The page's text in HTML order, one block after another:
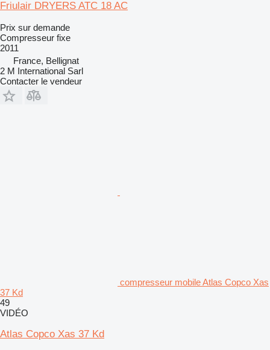
Friulair DRYERS ATC 18 AC
Prix sur demande
Compresseur fixe
2011
France, Bellignat
2 M International Sarl
Contacter le vendeur
compresseur mobile Atlas Copco Xas
37 Kd
49
VIDÉO
Atlas Copco Xas 37 Kd